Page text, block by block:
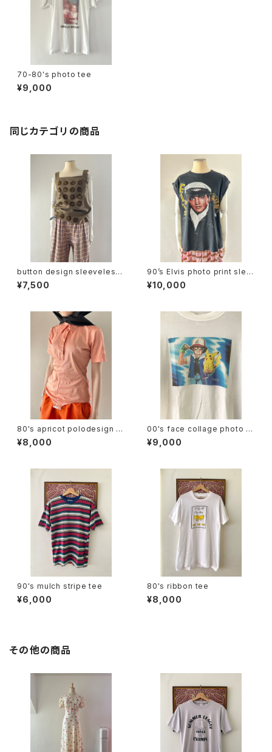
70-80's photo tee
¥9,000
同じカテゴリの商品
button design sleeveless
tops
¥7,500
90’s Elvis photo print slee
veless tee
¥10,000
80's apricot polodesign S/
S bodysuit
¥8,000
00's face collage photo te
e
¥9,000
90's mulch stripe tee
¥6,000
80's ribbon tee
¥8,000
その他の商品